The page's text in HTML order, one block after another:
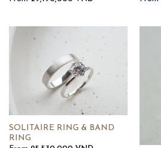
SOLITAIRE RING & BAND
RING